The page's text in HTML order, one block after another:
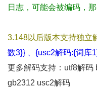
日志，可能会被编码，
3.148以后版本支持独立
数3}} 、 {usc2解码:{词库
更多解码支持：utf8解码
gb2312 usc2解码